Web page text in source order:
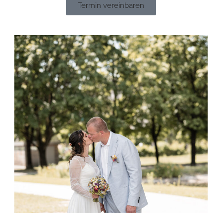
Termin vereinbaren